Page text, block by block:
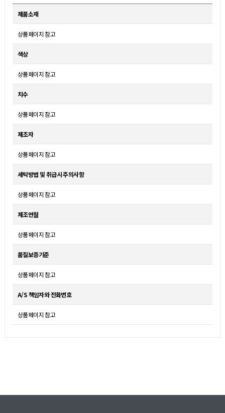
제품소재
상품페이지 참고
색상
상품페이지 참고
치수
상품페이지 참고
제조자
상품페이지 참고
세탁방법 및 취급시 주의사항
상품페이지 참고
제조연월
상품페이지 참고
품질보증기준
상품페이지 참고
A/S 책임자와 전화번호
상품페이지 참고